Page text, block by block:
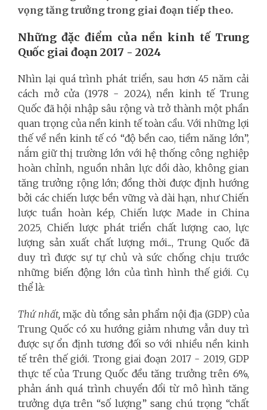
vọng tăng trưởng trong giai đoạn tiếp theo.
Những đặc điểm của nền kinh tế Trung
Quốc giai đoạn 2017 - 2024
Nhìn lại quá trình phát triển, sau hơn 45 năm cải
cách mở cửa (1978 - 2024), nền kinh tế Trung
Quốc đã hội nhập sâu rộng và trở thành một phần
quan trọng của nền kinh tế toàn cầu. Với những lợi
thế về nền kinh tế có “độ bền cao, tiềm năng lớn”,
nắm giữ thị trường lớn với hệ thống công nghiệp
hoàn chỉnh, nguồn nhân lực dồi dào, không gian
tăng trưởng rộng lớn; đồng thời được định hướng
bởi các chiến lược bền vững và dài hạn, như Chiến
lược tuần hoàn kép, Chiến lược Made in China
2025, Chiến lược phát triển chất lượng cao, lực
lượng sản xuất chất lượng mới..., Trung Quốc đã
duy trì được sự tự chủ và sức chống chịu trước
những biến động lớn của tình hình thế giới. Cụ
thể là:
Thứ nhất, mặc dù tổng sản phẩm nội địa (GDP) của
Trung Quốc có xu hướng giảm nhưng vẫn duy trì
được sự ổn định tương đối so với nhiều nền kinh
tế trên thế giới. Trong giai đoạn 2017 - 2019, GDP
thực tế của Trung Quốc đều tăng trưởng trên 6%,
phản ánh quá trình chuyển đổi từ mô hình tăng
trưởng dựa trên “số lượng” sang chú trọng “chất